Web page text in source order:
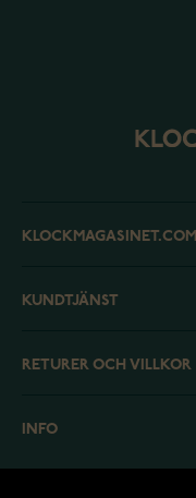
KLOCKMAGASINET.COM
KUNDTJÄNST
RETURER OCH VILLKOR
INFO